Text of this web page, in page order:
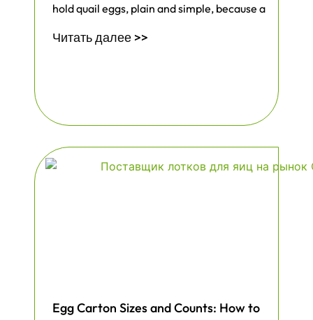
hold quail eggs, plain and simple, because a
Читать далее >>
Egg Carton Sizes and Counts: How to